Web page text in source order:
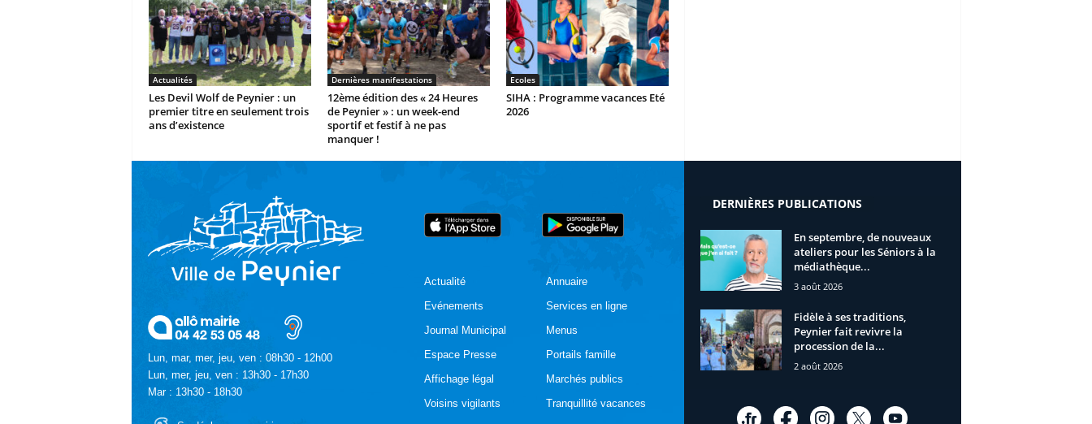
Actualités
Les Devil Wolf de Peynier : un
premier titre en seulement trois
ans d’existence
Dernières manifestations
12ème édition des « 24 Heures
de Peynier » : un week-end
sportif et festif à ne pas
manquer !
Ecoles
SIHA : Programme vacances Eté
2026
Lun, mar, mer, jeu, ven : 08h30 - 12h00
Lun, mer, jeu, ven : 13h30 - 17h30
Mar : 13h30 - 18h30
Actualité
Evénements
Journal Municipal
Espace Presse
Affichage légal
Voisins vigilants
Annuaire
Services en ligne
Menus
Portails famille
Marchés publics
Tranquillité vacances
DERNIÈRES PUBLICATIONS
En septembre, de nouveaux
ateliers pour les Séniors à la
médiathèque...
3 août 2026
Fidèle à ses traditions,
Peynier fait revivre la
procession de la...
2 août 2026